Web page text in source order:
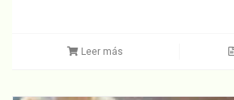
Leer más